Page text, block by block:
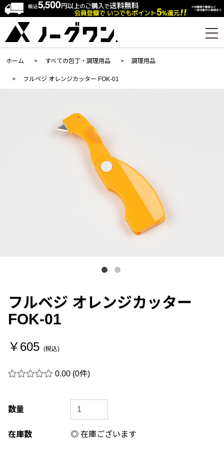
ホーム > すべての包丁・調理用品 > 調理用品
> フルベジ オレンジカッター FOK-01
フルベジ オレンジカッター
FOK-01
￥605 (税込)
0.00 (0件)
数量
在庫数 ◎ 在庫ございます